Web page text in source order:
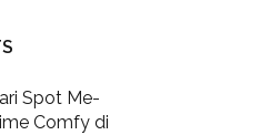
Spot Me-
Comfy di